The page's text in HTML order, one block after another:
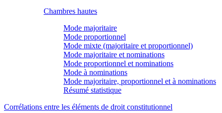
Chambres hautes
Mode majoritaire
Mode proportionnel
Mode mixte (majoritaire et proportionnel)
Mode majoritaire et nominations
Mode proportionnel et nominations
Mode à nominations
Mode majoritaire, proportionnel et à nominations
Résumé statistique
Corrélations entre les éléments de droit constitutionnel